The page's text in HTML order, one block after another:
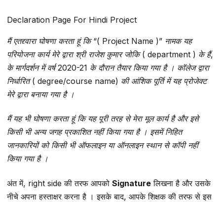
Declaration Page For Hindi Project
मैं एतद्द्वारा घोषणा करता हूं कि “( Project Name )” नामक यह
परियोजना कार्य मेरे द्वारा श्री राजेश कुमार जोकि ( department ) के हैं,
के मार्गदर्शन में वर्ष 2020-21 के दौरान तैयार किया गया है । कॉलेज द्वारा
निर्धारित ( degree/course name) की आंशिक पूर्ति में यह प्रोजेक्ट
मेरे द्वारा बनाया गया है ।
मैं यह भी घोषणा करता हूं कि यह पूरी तरह से मेरा मूल कार्य है और इसे
किसी भी अन्य जगह प्रकाशित नहीं किया गया है । इसमें निहित
जानकारियों को किसी भी ऑफलाइन या ऑनलाइन स्थान से कॉपी नहीं
किया गया है ।
अंत में, right side की तरफ आपको Signature लिखना है और उसके
नीचे अपना हस्ताक्षर करना है । इसके बाद, आपके शिक्षक की तरफ से इस